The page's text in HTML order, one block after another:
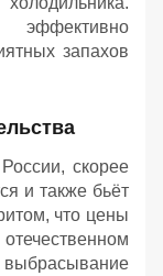
запахов
скорее
и также бьёт
что цены
выбрасывание